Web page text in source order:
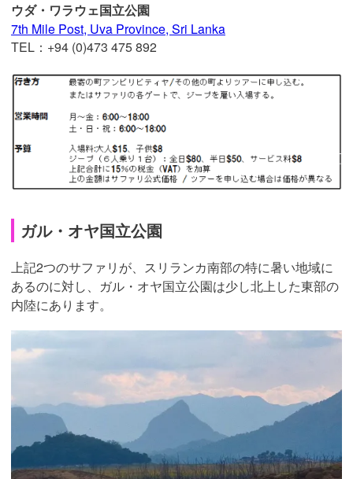
ウダ・ワラウェ国立公園
7th Mile Post, Uva Province, Sri Lanka
TEL：+94 (0)473 475 892
ガル・オヤ国立公園
上記2つのサファリが、スリランカ南部の特に暑い地域に
あるのに対し、ガル・オヤ国立公園は少し北上した東部の
内陸にあります。